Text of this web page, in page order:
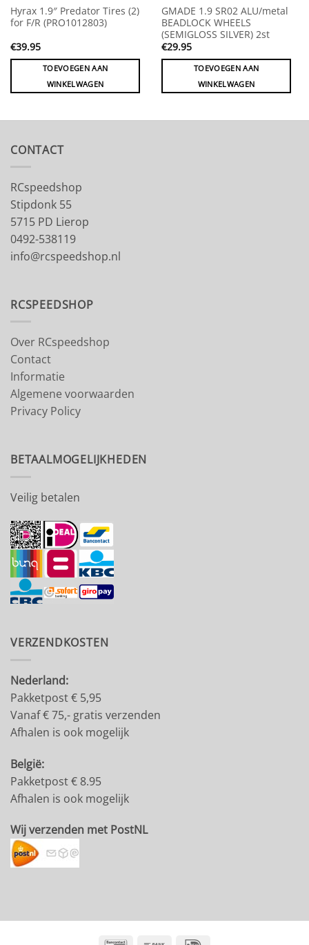
Hyrax 1.9″ Predator Tires (2)
for F/R (PRO1012803)
€39.95
TOEVOEGEN AAN
WINKELWAGEN
GMADE 1.9 SR02 ALU/metal
BEADLOCK WHEELS
(SEMIGLOSS SILVER) 2st
€29.95
TOEVOEGEN AAN
WINKELWAGEN
CONTACT
RCspeedshop
Stipdonk 55
5715 PD Lierop
0492-538119
info@rcspeedshop.nl
RCSPEEDSHOP
Over RCspeedshop
Contact
Informatie
Algemene voorwaarden
Privacy Policy
BETAALMOGELIJKHEDEN
Veilig betalen
VERZENDKOSTEN
Nederland:
Pakketpost € 5,95
Vanaf € 75,- gratis verzenden
Afhalen is ook mogelijk
België:
Pakketpost € 8.95
Afhalen is ook mogelijk
Wij verzenden met PostNL